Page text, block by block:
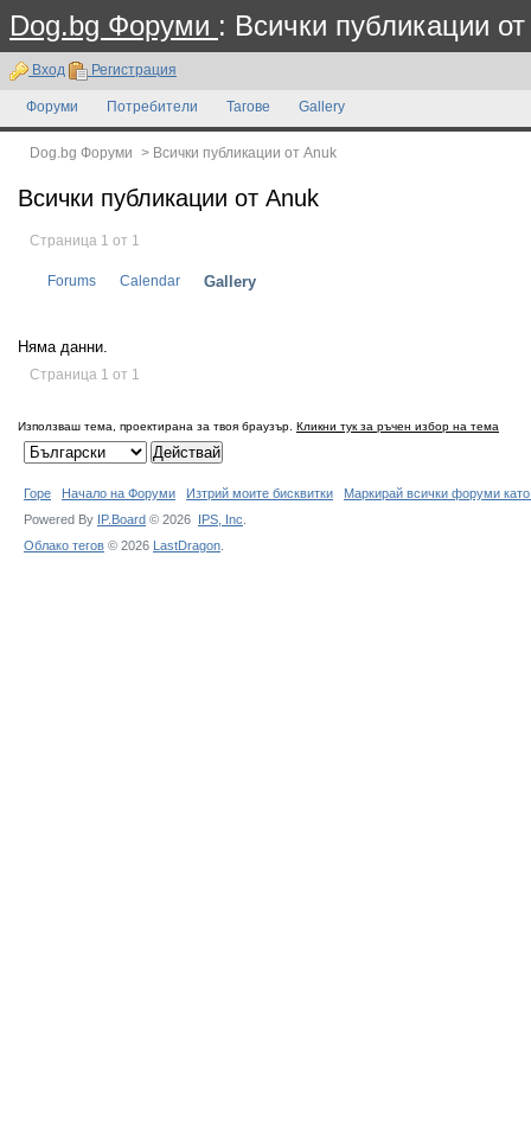
Dog.bg Форуми : Всички публикации
Вход Регистрация
Форуми Потребители Тагове Gallery
Dog.bg Форуми > Всички публикации от Anuk
Всички публикации от Anuk
Страница 1 от 1
Forums Calendar Gallery
Няма данни.
Страница 1 от 1
Използваш тема, проектирана за твоя браузър. Кликни тук за ръчен избор на тема
Горе Начало на Форуми Изтрий моите бисквитки
Маркирай всички форуми
Powered By IP.Board © 2026 IPS, Inc
Облако тегов © 2026 LastDragon